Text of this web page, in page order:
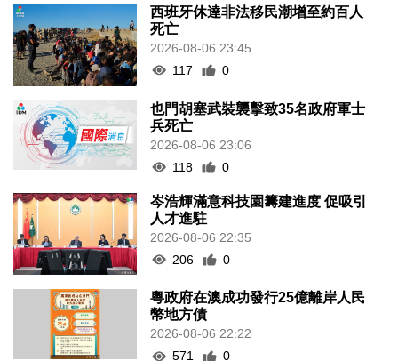
西班牙休達非法移民潮增至約百人
死亡
2026-08-06 23:45
117
0
也門胡塞武裝襲擊致35名政府軍士
兵死亡
2026-08-06 23:06
118
0
岑浩輝滿意科技園籌建進度 促吸引
人才進駐
2026-08-06 22:35
206
0
粵政府在澳成功發行25億離岸人民
幣地方債
2026-08-06 22:22
571
0